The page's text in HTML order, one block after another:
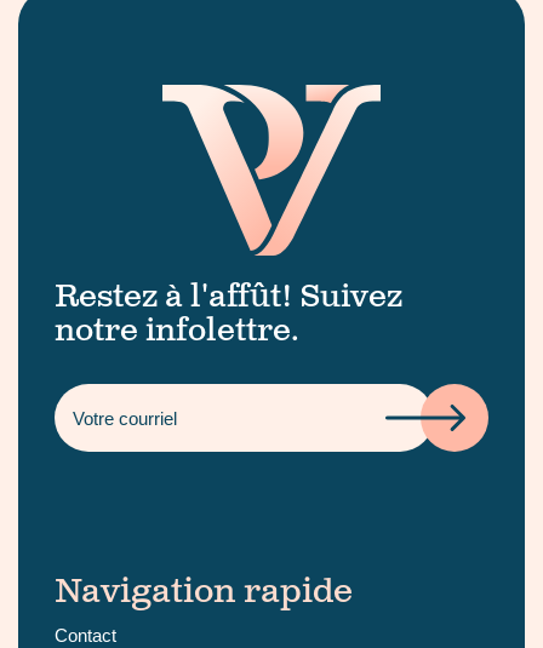
Restez à l'affût! Suivez
notre infolettre.
Navigation rapide
Contact